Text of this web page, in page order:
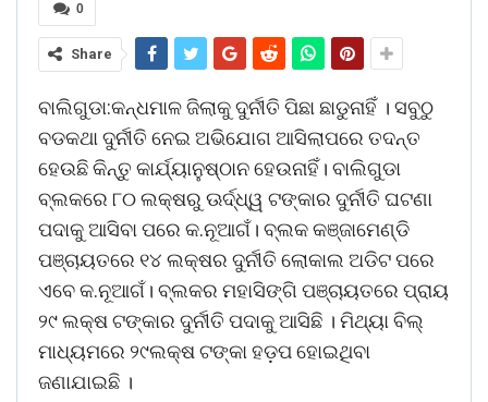
0
Share
ବାଲିଗୁଡା:କନ୍ଧମାଳ ଜିଲାକୁ ଦୁର୍ନୀତି ପିଛା ଛାଡୁନାହିଁ । ସବୁଠୁ
ବଡକଥା ଦୁର୍ନୀତି ନେଇ ଅଭିଯୋଗ ଆସିଲାପରେ ତଦନ୍ତ
ହେଉଛି କିନ୍ତୁ କାର୍ଯ୍ୟାନୁଷ୍ଠାନ ହେଉନାହିଁ। ବାଲିଗୁଡା
ବ୍ଲକରେ ୮୦ ଲକ୍ଷରୁ ଊର୍ଦ୍ଧ୍ୱ ଟଙ୍କାର ଦୁର୍ନୀତି ଘଟଣା
ପଦାକୁ ଆସିବା ପରେ କ.ନୂଆଗଁ। ବ୍ଲକ କଞ୍ଜାମେଣ୍ଡି
ପଞ୍ଚାୟତରେ ୧୪ ଲକ୍ଷର ଦୁର୍ନୀତି ଲୋକାଲ ଅଡିଟ ପରେ
ଏବେ କ.ନୂଆଗଁ। ବ୍ଲକର ମହାସିଙ୍ଗି ପଞ୍ଚାୟତରେ ପ୍ରାୟ
୨୯ ଲକ୍ଷ ଟଙ୍କାର ଦୁର୍ନୀତି ପଦାକୁ ଆସିଛି । ମିଥ୍ୟା ବିଲ୍‌
ମାଧ୍ୟମରେ ୨୯ଲକ୍ଷ ଟଙ୍କା ହଡ଼ପ ହୋଇଥିବା
ଜଣାଯାଇଛି ।